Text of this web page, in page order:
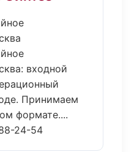
входной
Принимаем
формате....
24-54